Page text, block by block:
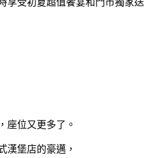
座位又更多了。
漢堡店的豪邁，